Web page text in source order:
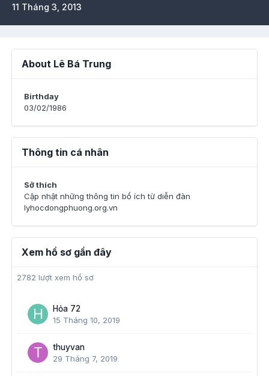
11 Tháng 3, 2013
About Lê Bá Trung
Birthday
03/02/1986
Thông tin cá nhân
Sở thích
Cập nhật những thông tin bổ ích từ diễn đàn
lyhocdongphuong.org.vn
Xem hồ sơ gần đây
2782 lượt xem hồ sơ
Hỏa 72
15 Tháng 10, 2019
thuyvan
29 Tháng 7, 2019